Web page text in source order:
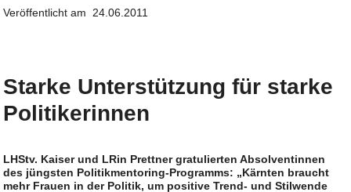
Veröffentlicht am 24.06.2011
Starke Unterstützung für starke
Politikerinnen
LHStv. Kaiser und LRin Prettner gratulierten Absolventinnen
des jüngsten Politikmentoring-Programms: „Kärnten braucht
mehr Frauen in der Politik, um positive Trend- und Stilwende